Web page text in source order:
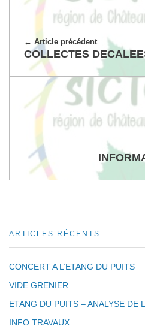
Article précédent
COLLECTES
ARTICLES RÉCENTS
CONCERT A L’ETANG DU PUITS
VIDE GRENIER
ETANG DU PUITS – ANALYSE DE
INFO TRAVAUX